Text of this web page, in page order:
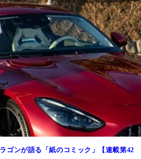
ゴンが語る「紙のコミック」【連載第42